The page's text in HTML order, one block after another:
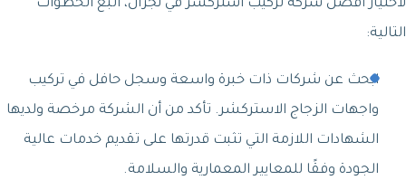
لاختيار أفضل شركة تركيب استركشر في نجران، اتبع الخطوات
التالية:
ابحث عن شركات ذات خبرة واسعة وسجل حافل في تركيب
واجهات الزجاج الاستركشر. تأكد من أن الشركة مرخصة ولديها
الشهادات اللازمة التي تثبت قدرتها على تقديم خدمات عالية
الجودة وفقًا للمعايير المعمارية والسلامة.